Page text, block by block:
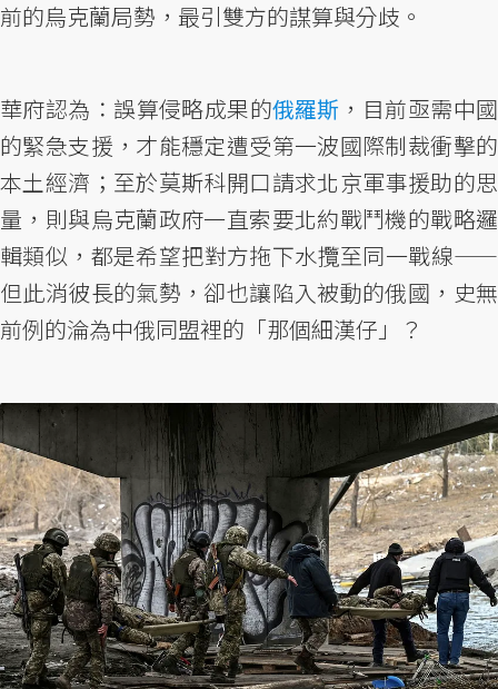
前的烏克蘭局勢，最引雙方的謀算與分歧。
華府認為：誤算侵略成果的俄羅斯 ，目前亟需中國
的緊急支援，才能穩定遭受第一波國際制裁衝擊的
本土經濟；至於莫斯科開口請求北京軍事援助的思
量，則與烏克蘭政府一直索要北約戰鬥機的戰略邏
輯類似，都是希望把對方拖下水攬至同一戰線——
但此消彼長的氣勢，卻也讓陷入被動的俄國，史無
前例的淪為中俄同盟裡的「那個細漢仔」？